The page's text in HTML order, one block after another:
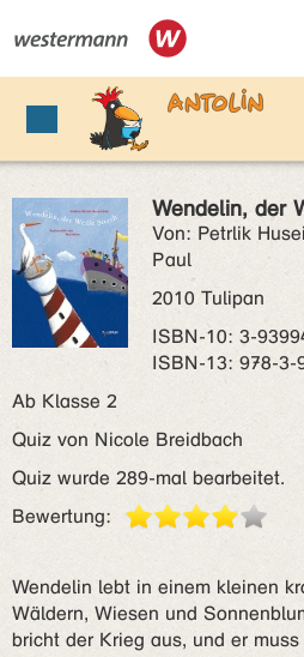
Wendelin, der
Von: Petrlik
Paul
2010 Tulipan
ISBN‑10: 3-
ISBN‑13: 978-3-
Ab Klasse 2
Quiz von Nicole Breidbach
Quiz wurde 289-mal bearbeitet.
Bewertung:
Wendelin lebt in einem kleinen
Wäldern, Wiesen und
bricht der Krieg aus, und er